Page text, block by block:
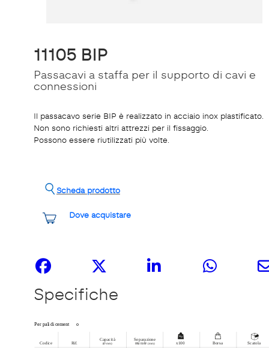
11105 BIP
Passacavi a staffa per il supporto di cavi e
connessioni
Il passacavo serie BIP è realizzato in acciaio inox plastificato.
Non sono richiesti altri attrezzi per il fissaggio.
Possono essere riutilizzati più volte.
Dove acquistare
Scheda prodotto
Specifiche